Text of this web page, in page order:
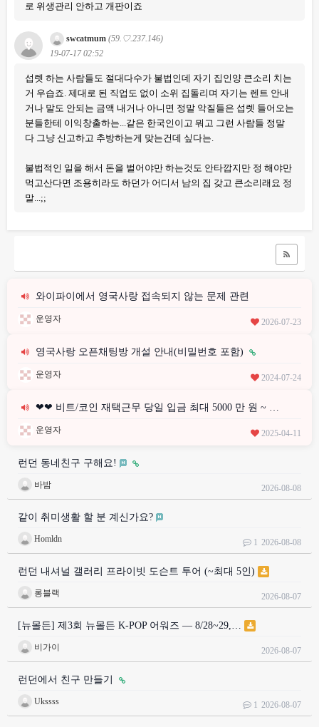
로 위생관리 안하고 개판이죠
swcatmum (59.♡.237.146)
19-07-17 02:52
섭렛 하는 사람들도 절대다수가 불법인데 자기 집인양 큰소리 치는
거 우습죠. 제대로 된 직업도 없이 소위 집돌리며 자기는 렌트 안내
거나 말도 안되는 금액 내거나 아니면 정말 악질들은 섭렛 들어오는
분들한테 이익창출하는...같은 한국인이고 뭐고 그런 사람들 정말
다 그냥 신고하고 추방하는게 맞는건데 싶다는.
불법적인 일을 해서 돈을 벌어야만 하는것도 안타깝지만 정 해야만
먹고산다면 조용히라도 하던가 어디서 남의 집 갖고 큰소리래요 정
말...;;
와이파이에서 영국사랑 접속되지 않는 문제 관련
운영자 2026-07-23
영국사랑 오픈채팅방 개설 안내(비밀번호 포함)
운영자 2024-07-24
❤❤ 비트/코인 재택근무 당일 입금 최대 5000 만 원 ~ …
운영자 2025-04-11
런던 동네친구 구해요!
바밤 2026-08-08
같이 취미생활 할 분 계신가요?
Homldn 1 2026-08-08
런던 내셔널 갤러리 프라이빗 도슨트 투어 (~최대 5인)
롱블랙 2026-08-07
[뉴몰든] 제3회 뉴몰든 K-POP 어워즈 — 8/28~29,…
비가이 2026-08-07
런던에서 친구 만들기
Ukssss 1 2026-08-07